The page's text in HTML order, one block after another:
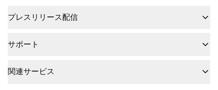
プレスリリース配信
サポート
関連サービス